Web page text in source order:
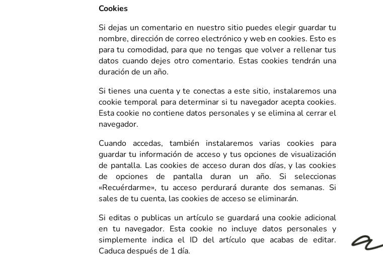
Cookies
Si dejas un comentario en nuestro sitio puedes elegir guardar tu
nombre, dirección de correo electrónico y web en cookies. Esto es
para tu comodidad, para que no tengas que volver a rellenar tus
datos cuando dejes otro comentario. Estas cookies tendrán una
duración de un año.
Si tienes una cuenta y te conectas a este sitio, instalaremos una
cookie temporal para determinar si tu navegador acepta cookies.
Esta cookie no contiene datos personales y se elimina al cerrar el
navegador.
Cuando accedas, también instalaremos varias cookies para
guardar tu información de acceso y tus opciones de visualización
de pantalla. Las cookies de acceso duran dos días, y las cookies
de opciones de pantalla duran un año. Si seleccionas
«Recuérdarme», tu acceso perdurará durante dos semanas. Si
sales de tu cuenta, las cookies de acceso se eliminarán.
Si editas o publicas un artículo se guardará una cookie adicional
en tu navegador. Esta cookie no incluye datos personales y
simplemente indica el ID del artículo que acabas de editar.
Caduca después de 1 día.